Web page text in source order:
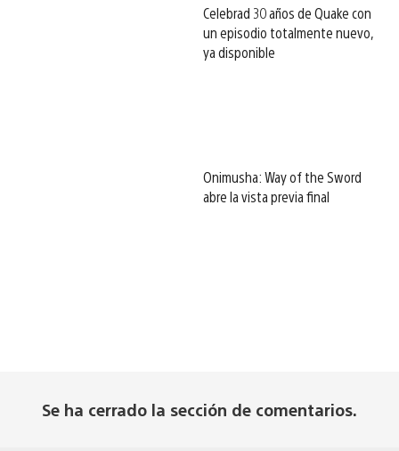
Celebrad 30 años de Quake con
un episodio totalmente nuevo,
ya disponible
Onimusha: Way of the Sword
abre la vista previa final
Se ha cerrado la sección de comentarios.